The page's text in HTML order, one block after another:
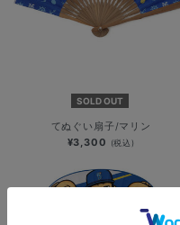
SOLD OUT
てぬぐい扇子/マリン
¥3,300 (税込)